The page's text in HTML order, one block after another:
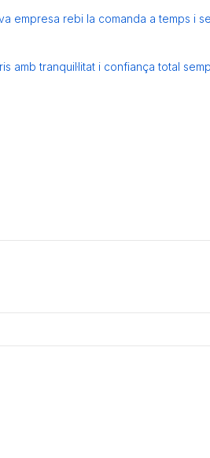
empresa rebi la comanda a temps i
amb tranquil·litat i confiança total